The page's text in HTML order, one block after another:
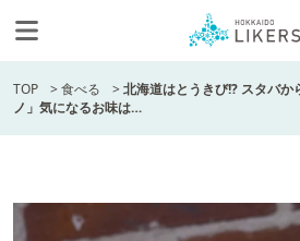
TOP >食べる >北海道はとうきび!? スタバ
ノ」気になるお味は…